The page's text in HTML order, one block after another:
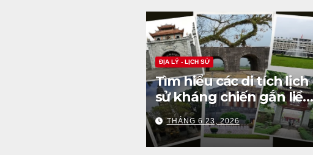
ĐỊA LÝ - LỊCH SỬ
Tìm hiểu các di tích lịch
sử kháng chiến gắn liền
với dân tộc
THÁNG 6 23, 2026